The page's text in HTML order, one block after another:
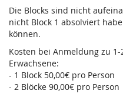
Die Blocks sind nicht
nicht Block 1 absolviert
können.
Kosten bei Anmeldung zu 1-
Erwachsene:
- 1 Block 50,00€ pro Person
- 2 Blöcke 90,00€ pro Person